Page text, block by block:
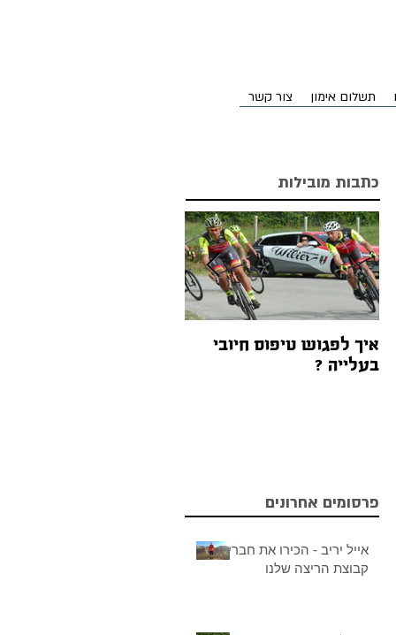
תשלום אימון צור קשר
כתבות מובילות
איך לפגוש טיפוס חיובי
בעלייה ?
פרסומים אחרונים
אייל יריב - הכירו את חברי
קבוצת הריצה שלנו